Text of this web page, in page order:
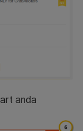
anda